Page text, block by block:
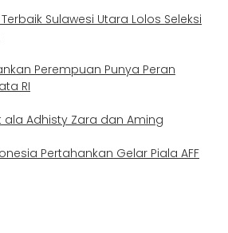
Sulawesi Utara Lolos Seleksi
Perempuan Punya Peran
RI
ala Adhisty Zara dan Aming
Pertahankan Gelar Piala AFF